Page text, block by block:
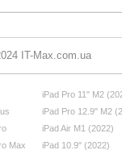
IT-Max.com.ua
Max
iPad Pro 11" M2
iPad Pro 12.9" M2
iPad Air M1 (2022)
iPad 10.9" (2022)